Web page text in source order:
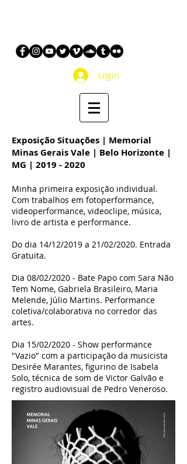
Login
Exposição Situações | Memorial
Minas Gerais Vale | Belo Horizonte |
MG | 2019 - 2020
Minha primeira exposição individual.
Com trabalhos em fotoperformance,
videoperformance, videoclipe, música,
livro de artista e performance.
Do dia 14/12/2019 a 21/02/2020. Entrada
Gratuita.
Dia 08/02/2020 - Bate Papo com Sara Não
Tem Nome, Gabriela Brasileiro, Maria
Melende, Júlio Martins. Performance
coletiva/colaborativa no corredor das
artes.
Dia 15/02/2020 - Show performance
"Vazio" com a participação da musicista
Desirée Marantes, figurino de Isabela
Solo, técnica de som de Victor Galvão e
registro audiovisual de Pedro Veneroso.